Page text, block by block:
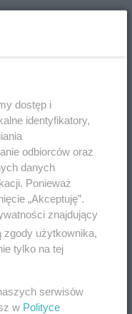
dostęp i
identyfikatory,
odbiorców oraz
danych
Ponieważ
„Akceptuję”.
znajdujący
zgody użytkownika,
tylko na tej
serwisów
w Polityce